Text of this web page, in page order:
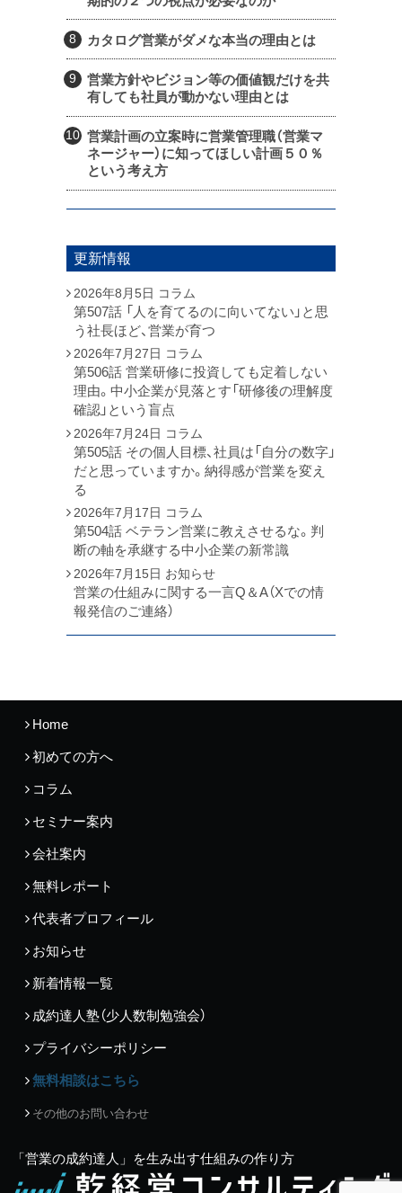
カタログ営業がダメな本当の理由とは
営業方針やビジョン等の価値観だけを共
有しても社員が動かない理由とは
営業計画の立案時に営業管理職（営業マ
ネージャー）に知ってほしい計画５０％
という考え方
更新情報
2026年8月5日 コラム
第507話 「人を育てるのに向いてない」と思
う社長ほど、営業が育つ
2026年7月27日 コラム
第506話 営業研修に投資しても定着しない
理由。中小企業が見落とす「研修後の理解度
確認」という盲点
2026年7月24日 コラム
第505話 その個人目標、社員は「自分の数字」
だと思っていますか。納得感が営業を変え
る
2026年7月17日 コラム
第504話 ベテラン営業に教えさせるな。判
断の軸を承継する中小企業の新常識
2026年7月15日 お知らせ
営業の仕組みに関する一言Q＆A（Xでの情
報発信のご連絡）
Home
初めての方へ
コラム
セミナー案内
会社案内
無料レポート
代表者プロフィール
お知らせ
新着情報一覧
成約達人塾（少人数制勉強会）
プライバシーポリシー
無料相談はこちら
その他のお問い合わせ
「営業の成約達人」を生み出す仕組みの作り方